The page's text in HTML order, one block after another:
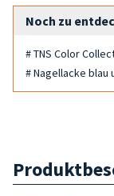
Noch zu
# TNS Color
# Nagellacke blau